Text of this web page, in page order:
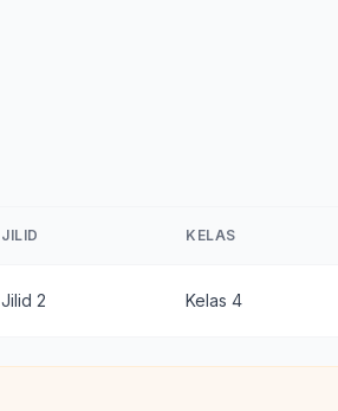
JILID KELAS
Jilid 2 Kelas 4